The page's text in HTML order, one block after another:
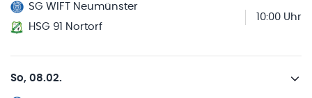
SG WIFT Neumünster
HSG 91 Nortorf
10:00 Uhr
So, 08.02.